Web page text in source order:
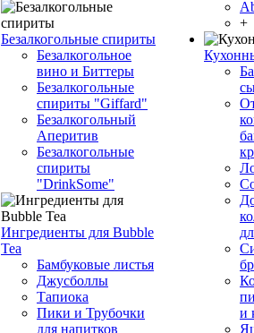
Безалкогольные спириты
Безалкогольное
вино и Биттеры
Безалкогольные
спириты "Giffard"
Безалкогольный
Аперитив
Безалкогольные
спириты
"DrinkSome"
Ингредиенты для Bubble
Tea
Бамбуковые листья
Джусболлы
Тапиока
Пики и Трубочки
для напитков
+
и